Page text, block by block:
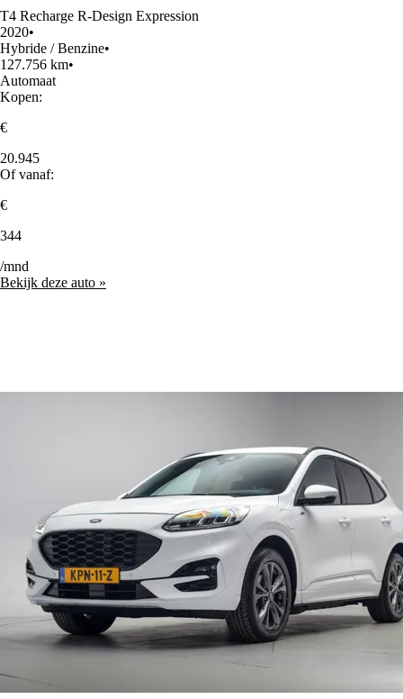
T4 Recharge R-Design Expression
2020•
Hybride / Benzine•
127.756 km•
Automaat
Kopen:
€
20.945
Of vanaf:
€
344
/mnd
Bekijk deze auto »